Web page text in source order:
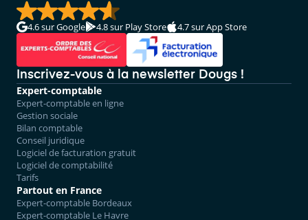
4.6sur Google 4.8sur Play Store 4.7sur App Store
Inscrivez-vous à la newsletter Dougs !
Expert-comptable
Expert-comptable en ligne
Gestion sociale
Bilan comptable
Conseil juridique
Logiciel de facturation gratuit
Logiciel de comptabilité
Tarifs
Partout en France
Expert-comptable Bordeaux
Expert-comptable Le Havre